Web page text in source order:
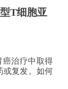
T细胞亚
癌治疗中取得
或复发。如何